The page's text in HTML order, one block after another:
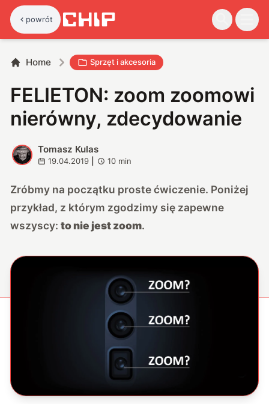
powrót
Home Sprzęt i akcesoria
FELIETON: zoom zoomowi
nierówny, zdecydowanie
T
Tomasz Kulas
19.04.2019 10 min
Zróbmy na początku proste ćwiczenie. Poniżej
przykład, z którym zgodzimy się zapewne
wszyscy:to nie jest zoom.